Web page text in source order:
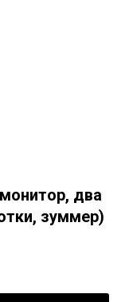
два
зуммер)